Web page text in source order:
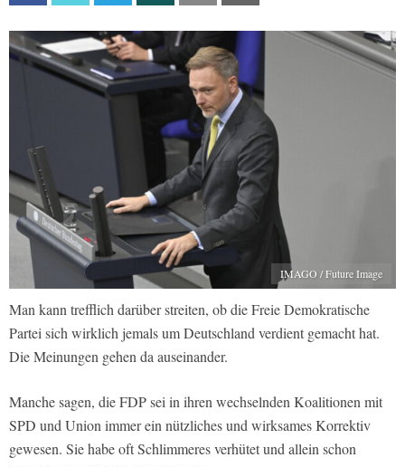
IMAGO / Future Image
Man kann trefflich darüber streiten, ob die Freie Demokratische
Partei sich wirklich jemals um Deutschland verdient gemacht hat.
Die Meinungen gehen da auseinander.
Manche sagen, die FDP sei in ihren wechselnden Koalitionen mit
SPD und Union immer ein nützliches und wirksames Korrektiv
gewesen. Sie habe oft Schlimmeres verhütet und allein schon